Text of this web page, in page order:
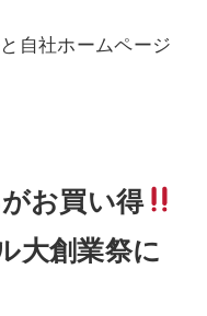
自社ホームページ
お買い得
大創業祭に